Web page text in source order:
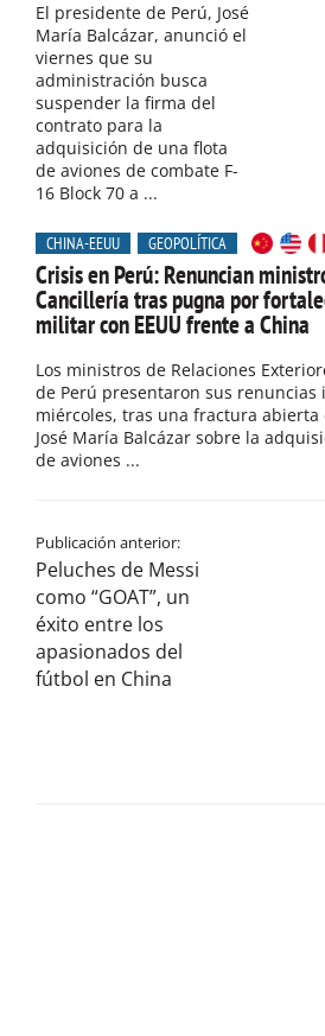
El presidente de Perú, José
María Balcázar, anunció el
viernes que su
administración busca
suspender la firma del
contrato para la
adquisición de una flota
de aviones de combate F-
16 Block 70 a ...
CHINA-EEUU GEOPOLÍTICA
Crisis en Perú: Renuncian
Cancillería tras pugna por
militar con EEUU frente a China
Los ministros de Relaciones
de Perú presentaron sus renuncias
miércoles, tras una fractura
José María Balcázar sobre la
de aviones ...
Publicación anterior:
Peluches de Messi
como “GOAT”, un
éxito entre los
apasionados del
fútbol en China